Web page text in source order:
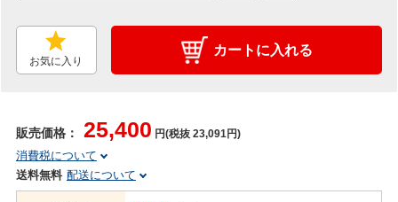
お気に入り
カートに入れる
販売価格： 25,400 円(税抜 23,091円)
消費税について
送料無料 配送について